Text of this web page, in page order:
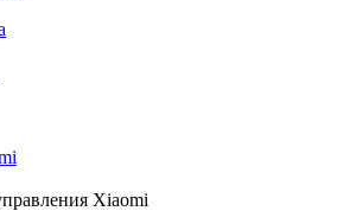
Xiaomi